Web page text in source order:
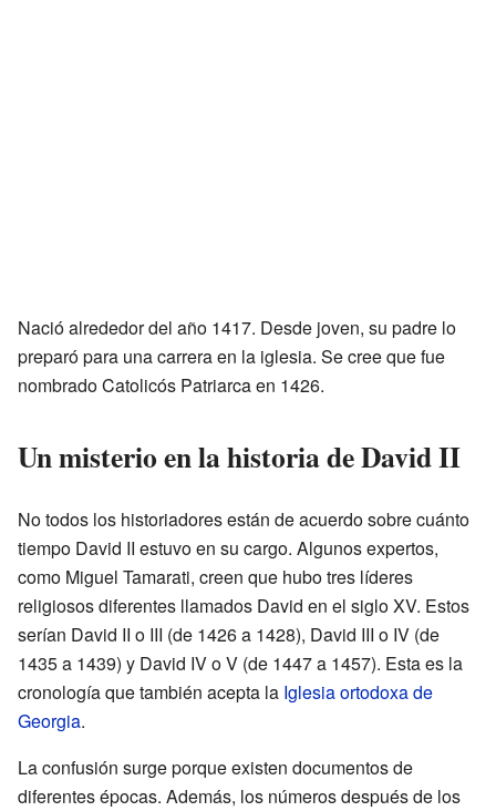
Nació alrededor del año 1417. Desde joven, su padre lo
preparó para una carrera en la iglesia. Se cree que fue
nombrado Catolicós Patriarca en 1426.
Un misterio en la historia de David II
No todos los historiadores están de acuerdo sobre cuánto
tiempo David II estuvo en su cargo. Algunos expertos,
como Miguel Tamarati, creen que hubo tres líderes
religiosos diferentes llamados David en el siglo XV. Estos
serían David II o III (de 1426 a 1428), David III o IV (de
1435 a 1439) y David IV o V (de 1447 a 1457). Esta es la
cronología que también acepta la Iglesia ortodoxa de
Georgia.
La confusión surge porque existen documentos de
diferentes épocas. Además, los números después de los